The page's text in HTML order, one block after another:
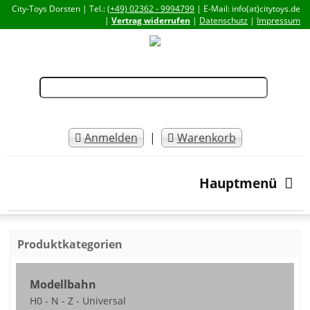
City-Toys Dorsten | Tel.:(+49) 02362 - 9994799 | E-Mail: info(at)citytoys.de
| Vertrag widerrufen | Datenschutz | Impressum
Anmelden | Warenkorb
Hauptmenü
Produktkategorien
Modellbahn
H0 - N - Z - Universal